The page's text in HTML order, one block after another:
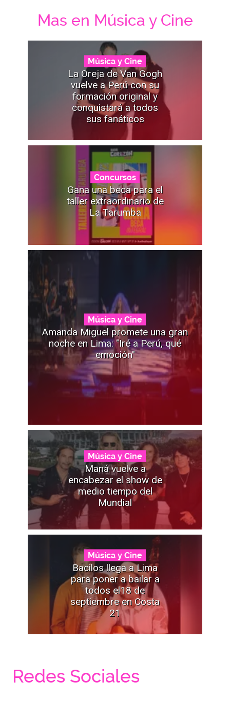
Mas en Música y Cine
Música y Cine
La Oreja de Van Gogh
vuelve a Perú con su
formación original y
conquistará a todos
sus fanáticos
Concursos
Gana una beca para el
taller extraordinario de
La Tarumba
Música y Cine
Amanda Miguel promete una gran
noche en Lima: "Iré a Perú, qué
emoción"
Música y Cine
Maná vuelve a
encabezar el show de
medio tiempo del
Mundial
Música y Cine
Bacilos llega a Lima
para poner a bailar a
todos el18 de
septiembre en Costa
21
Redes Sociales